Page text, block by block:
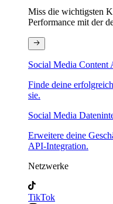
Miss die wichtigsten
Performance mit der
Social Media Content
Finde deine
sie.
Social Media
Erweitere deine
API-Integration.
Netzwerke
TikTok